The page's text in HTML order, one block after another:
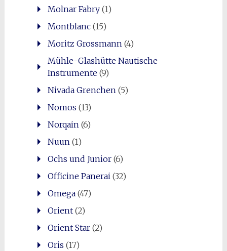
Molnar Fabry(1)
Montblanc(15)
Moritz Grossmann(4)
Mühle-Glashütte Nautische
Instrumente(9)
Nivada Grenchen(5)
Nomos (13)
Norqain(6)
Nuun(1)
Ochs und Junior(6)
Officine Panerai(32)
Omega(47)
Orient(2)
Orient Star(2)
Oris (17)